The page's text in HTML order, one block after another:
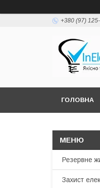
+380 (97)
ГОЛОВНА
Резервне
Захист